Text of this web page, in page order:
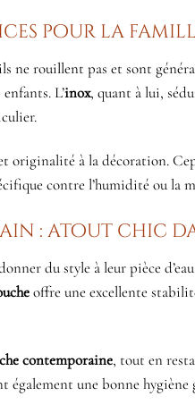
pour la
ne rouillent pas et sont
L’inox, quant à lui,
originalité à la décoration.
contre l’humidité ou la
: atout chic
du style à leur pièce
offre une excellente
contemporaine, tout en
une bonne hygiène